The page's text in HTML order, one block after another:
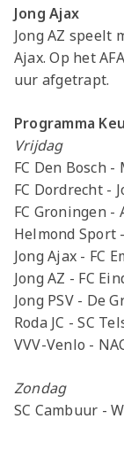
Jong Ajax
Jong AZ speelt
Ajax. Op het
uur afgetrapt.
Programma
Vrijdag
FC Den Bosch
FC Dordrecht -
FC Groningen -
Helmond Sport
Jong Ajax - FC
Jong AZ - FC
Jong PSV - De
Roda JC - SC
VVV-Venlo -
Zondag
SC Cambuur -